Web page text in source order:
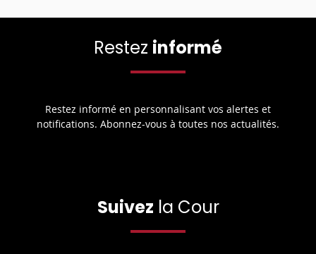
Restez informé
Restez informé en personnalisant vos alertes et
notifications. Abonnez-vous à toutes nos actualités.
Suivez la Cour